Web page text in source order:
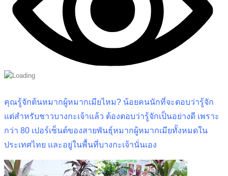
คุณรู้จักต้นหมากผู้หมากเมียไหม? น้อยคนนักที่จะตอบว่ารู้จัก
แต่สำหรับชาวบางกะเจ้าแล้ว ต้องตอบว่ารู้จักเป็นอย่างดี เพราะ
กว่า 80 เปอร์เซ็นต์ของสายพันธุ์หมากผู้หมากเมียทั้งหมดใน
ประเทศไทย และอยู่ในพื้นที่บางกะเจ้านั่นเอง